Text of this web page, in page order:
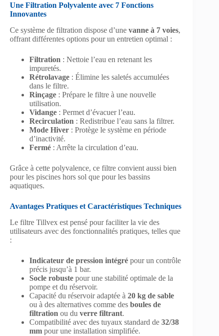
Une Filtration Polyvalente avec 7 Fonctions
Innovantes
Ce système de filtration dispose d’une vanne à 7 voies,
offrant différentes options pour un entretien optimal :
Filtration : Nettoie l’eau en retenant les
impuretés.
Rétrolavage : Élimine les saletés accumulées
dans le filtre.
Rinçage : Prépare le filtre à une nouvelle
utilisation.
Vidange : Permet d’évacuer l’eau.
Recirculation : Redistribue l’eau sans la filtrer.
Mode Hiver : Protège le système en période
d’inactivité.
Fermé : Arrête la circulation d’eau.
Grâce à cette polyvalence, ce filtre convient aussi bien
pour les piscines hors sol que pour les bassins
aquatiques.
Avantages Pratiques et Caractéristiques Techniques
Le filtre Tillvex est pensé pour faciliter la vie des
utilisateurs avec des fonctionnalités pratiques, telles que
:
Indicateur de pression intégré pour un contrôle
précis jusqu’à 1 bar.
Socle robuste pour une stabilité optimale de la
pompe et du réservoir.
Capacité du réservoir adaptée à 20 kg de sable
ou à des alternatives comme des boules de
filtration ou du verre filtrant.
Compatibilité avec des tuyaux standard de 32/38
mm pour une installation simplifiée.